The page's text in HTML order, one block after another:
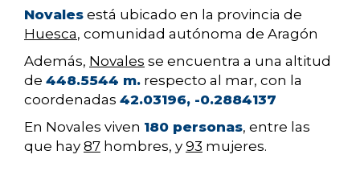
Novales está ubicado en la provincia de
Huesca, comunidad autónoma de Aragón
Además, Novales se encuentra a una altitud
de 448.5544 m. respecto al mar, con la
coordenadas 42.03196, -0.2884137
En Novales viven 180 personas, entre las
que hay 87 hombres, y 93 mujeres.